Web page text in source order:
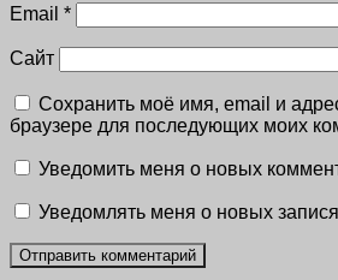
Email *
Сайт
Сохранить моё имя, email и
браузере для последующих моих
Уведомить меня о новых
Уведомлять меня о новых